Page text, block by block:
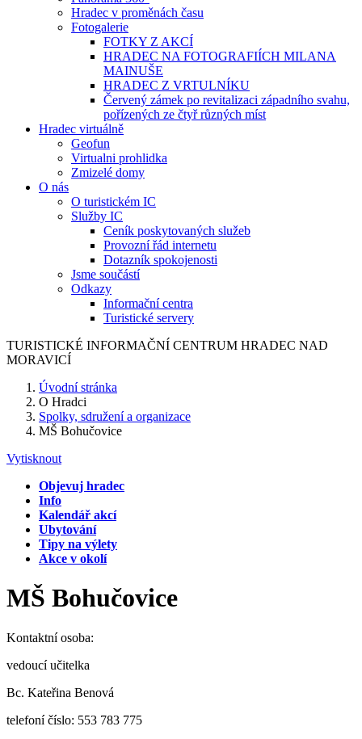
Hradec v proměnách času
Fotogalerie
FOTKY Z AKCÍ
HRADEC NA FOTOGRAFIÍCH MILANA
MAINUŠE
HRADEC Z VRTULNÍKU
Červený zámek po revitalizaci západního svahu,
pořízených ze čtyř různých míst
Hradec virtuálně
Geofun
Virtualni prohlidka
Zmizelé domy
O nás
O turistickém IC
Služby IC
Ceník poskytovaných služeb
Provozní řád internetu
Dotazník spokojenosti
Jsme součástí
Odkazy
Informační centra
Turistické servery
TURISTICKÉ INFORMAČNÍ CENTRUM HRADEC NAD
MORAVICÍ
Úvodní stránka
O Hradci
Spolky, sdružení a organizace
MŠ Bohučovice
Vytisknout
Objevuj hradec
Info
Kalendář akcí
Ubytování
Tipy na výlety
Akce v okolí
MŠ Bohučovice
Kontaktní osoba:
vedoucí učitelka
Bc. Kateřina Benová
telefoní číslo: 553 783 775